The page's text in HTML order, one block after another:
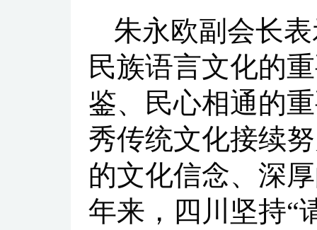
朱永欧副会长
民族语言文化的
鉴、民心相通的
秀传统文化接续
的文化信念、深
年来，四川坚持“